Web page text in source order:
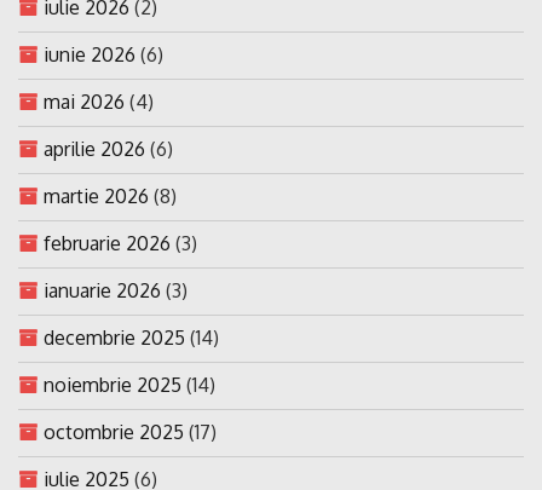
iulie 2026 (2)
iunie 2026 (6)
mai 2026 (4)
aprilie 2026 (6)
martie 2026 (8)
februarie 2026 (3)
ianuarie 2026 (3)
decembrie 2025 (14)
noiembrie 2025 (14)
octombrie 2025 (17)
iulie 2025 (6)